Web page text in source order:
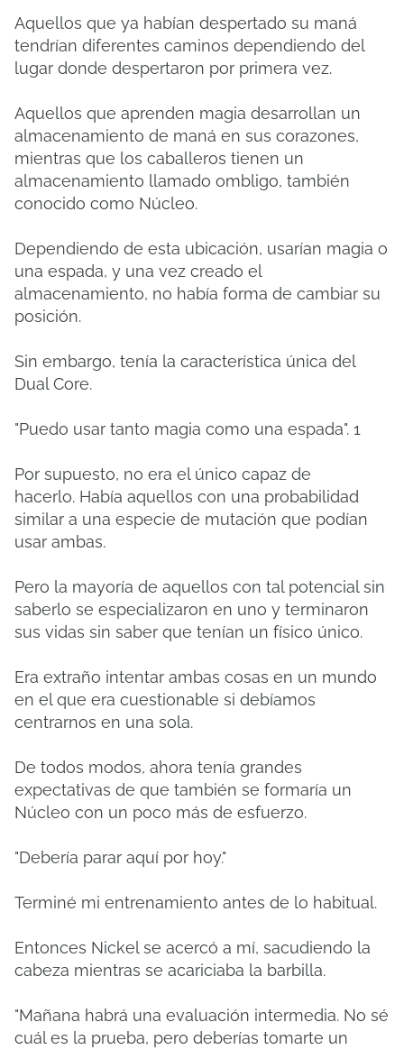
Aquellos que ya habían despertado su maná
tendrían diferentes caminos dependiendo del
lugar donde despertaron por primera vez.
Aquellos que aprenden magia desarrollan un
almacenamiento de maná en sus corazones,
mientras que los caballeros tienen un
almacenamiento llamado ombligo, también
conocido como Núcleo.
Dependiendo de esta ubicación, usarían magia o
una espada, y una vez creado el
almacenamiento, no había forma de cambiar su
posición.
Sin embargo, tenía la característica única del
Dual Core.
"Puedo usar tanto magia como una espada". 1
Por supuesto, no era el único capaz de
hacerlo. Había aquellos con una probabilidad
similar a una especie de mutación que podían
usar ambas.
Pero la mayoría de aquellos con tal potencial sin
saberlo se especializaron en uno y terminaron
sus vidas sin saber que tenían un físico único.
Era extraño intentar ambas cosas en un mundo
en el que era cuestionable si debíamos
centrarnos en una sola.
De todos modos, ahora tenía grandes
expectativas de que también se formaría un
Núcleo con un poco más de esfuerzo.
"Debería parar aquí por hoy."
Terminé mi entrenamiento antes de lo habitual.
Entonces Nickel se acercó a mí, sacudiendo la
cabeza mientras se acariciaba la barbilla.
"Mañana habrá una evaluación intermedia. No sé
cuál es la prueba, pero deberías tomarte un